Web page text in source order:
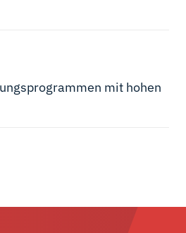
mit hohen